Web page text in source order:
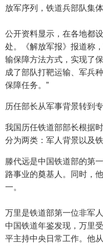
放军序列，铁道兵部队集
公开资料显示，在各地都
处。《解放军报》报道称
输保障方法方式，实现了
成了部队打靶运输、军兵
保障任务。”
历任部长从军事背景转到
我国历任铁道部部长根据
分为两类：军人背景以及
滕代远是中国铁道部的第
路事业的奠基人。同时，
一。
万里是铁道部第一位非军
中国铁道年鉴发现，万里
平主持中央日常工作。他